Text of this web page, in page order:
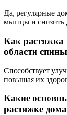
Да, регулярные
мышцы и снизить
Как растяжка
области
Способствует
повышая их
Какие
растяжке